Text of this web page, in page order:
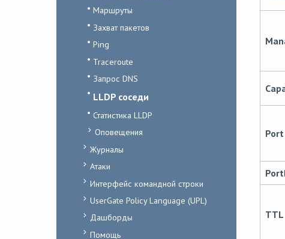
Маршруты
Захват пакетов
Ping
Traceroute
Запрос DNS
LLDP соседи
Статистика LLDP
Оповещения
Журналы
Атаки
Интерфейс командной строки
UserGate Policy Language (UPL)
Дашборды
Помощь
Port
TTL